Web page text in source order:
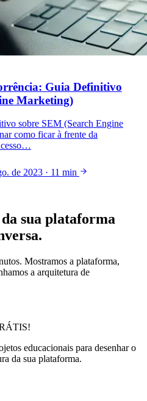
Guia Definitivo
Marketing)
sobre SEM (Search Engine
como ficar à frente da
de 2023 · 11 min
sua plataforma
Mostramos a plataforma,
a arquitetura de
educacionais para desenhar o
da sua plataforma.